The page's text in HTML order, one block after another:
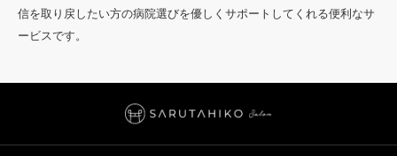
信を取り戻したい方の病院選びを優しくサポートしてくれる便利なサ
ービスです。